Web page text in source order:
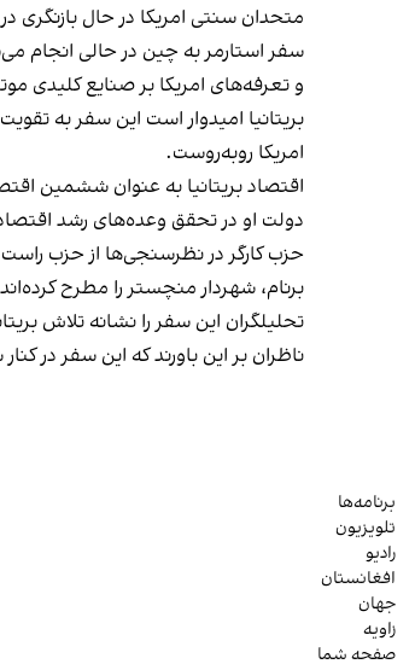
متحدان سنتی امریکا در حال
سفر استارمر به چین در حالی انجام
و تعرفه‌های امریکا بر صنایع کلیدی
بریتانیا امیدوار است این سفر به
امریکا روبه‌روست.
اقتصاد بریتانیا به عنوان ششمین
دولت او در تحقق وعده‌های رشد
حزب کارگر در نظرسنجی‌ها از حزب راست
برنام، شهردار منچستر را مطرح
تحلیلگران این سفر را نشانه تلاش
ناظران بر این باورند که این سفر در
برنامه‌ها
تلویزیون
رادیو
افغانستان
جهان
زاویه
صفحه شما